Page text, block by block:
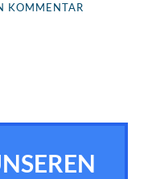
KOMMENTAR